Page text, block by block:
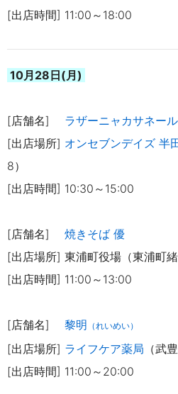
[出店時間] 11:00～18:00
10月28日(月)
[店舗名] ラザーニャカサネール
[出店場所] オンセブンデイズ 半
8）
[出店時間] 10:30～15:00
[店舗名] 焼きそば 優
[出店場所] 東浦町役場（東浦町緒
[出店時間] 11:00～13:00
[店舗名] 黎明 （れいめい）
[出店場所] ライフケア薬局 （武
[出店時間] 11:00～20:00